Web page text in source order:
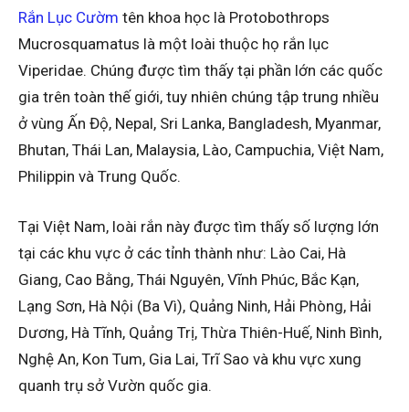
Rắn Lục Cườm tên khoa học là Protobothrops
Mucrosquamatus là một loài thuộc họ rắn lục
Viperidae. Chúng được tìm thấy tại phần lớn các quốc
gia trên toàn thế giới, tuy nhiên chúng tập trung nhiều
ở vùng Ấn Độ, Nepal, Sri Lanka, Bangladesh, Myanmar,
Bhutan, Thái Lan, Malaysia, Lào, Campuchia, Việt Nam,
Philippin và Trung Quốc.
Tại Việt Nam, loài rắn này được tìm thấy số lượng lớn
tại các khu vực ở các tỉnh thành như: Lào Cai, Hà
Giang, Cao Bằng, Thái Nguyên, Vĩnh Phúc, Bắc Kạn,
Lạng Sơn, Hà Nội (Ba Vì), Quảng Ninh, Hải Phòng, Hải
Dương, Hà Tĩnh, Quảng Trị, Thừa Thiên-Huế, Ninh Bình,
Nghệ An, Kon Tum, Gia Lai, Trĩ Sao và khu vực xung
quanh trụ sở Vườn quốc gia.